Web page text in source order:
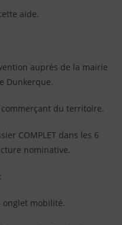
aide.
auprès de la mairie
Dunkerque.
du territoire.
COMPLET dans les 6
nominative.
onglet mobilité.